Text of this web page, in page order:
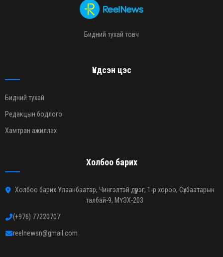
Бидний тухай товч
Үндсэн цэс
Бидний тухай
Редакцын бодлого
Хамтран ажиллах
Холбоо барих
Холбоо барих Улаанбаатар, Чингэлтэй дүүрэг, 1-р хороо, Сүхбаатарын
талбай-9, МҮЭХ-203
(+976) 77220707
reelnewsn@gmail.com